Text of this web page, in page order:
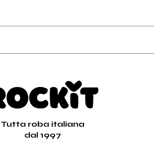
Tutta roba italiana
dal 1997